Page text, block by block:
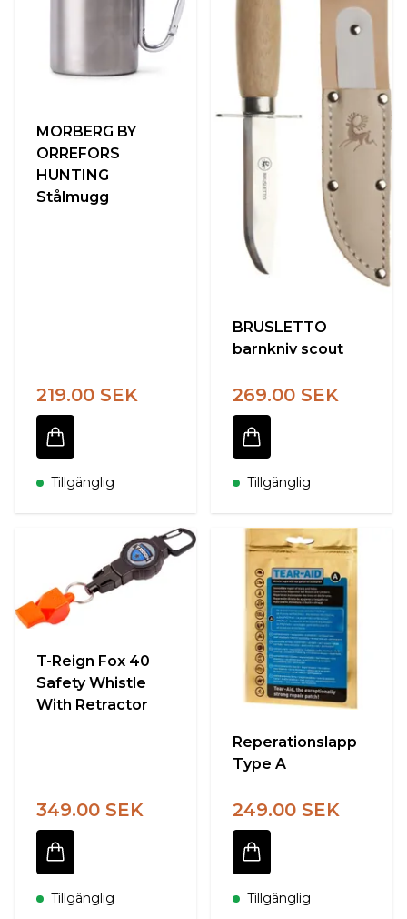
MORBERG BY
ORREFORS
HUNTING
Stålmugg
219.00 SEK
Tillgänglig
BRUSLETTO
barnkniv scout
269.00 SEK
Tillgänglig
T-Reign Fox 40
Safety Whistle
With Retractor
349.00 SEK
Tillgänglig
Reperationslapp
Type A
249.00 SEK
Tillgänglig